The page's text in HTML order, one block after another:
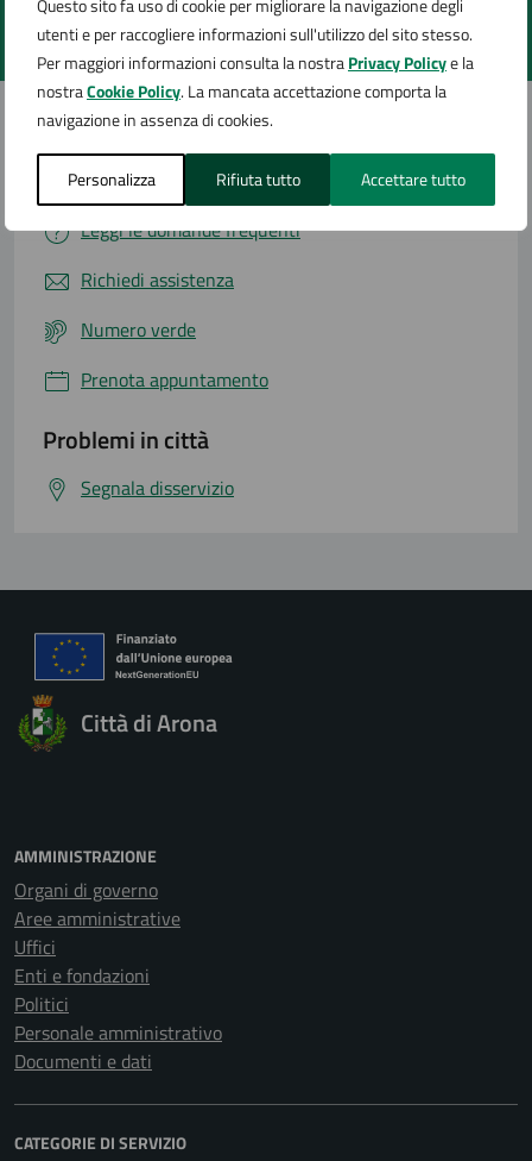
Questo sito fa uso di cookie per migliorare la navigazione degli
utenti e per raccogliere informazioni sull'utilizzo del sito stesso.
Per maggiori informazioni consulta la nostraPrivacy Policye la
nostraCookie Policy. La mancata accettazione comporta la
navigazione in assenza di cookies.
Personalizza Rifiuta tutto Accettare tutto
Valuta 5 stelle su 5
Valuta 4 stelle su 5
Valuta 3 stelle su 5
Valuta 2 stelle su 5
Valuta 1 stelle su 5
Contatta il comune
Leggi le domande frequenti
Richiedi assistenza
Numero verde
Prenota appuntamento
Problemi in città
Segnala disservizio
Città di Arona
AMMINISTRAZIONE
Organi di governo
Aree amministrative
Uffici
Enti e fondazioni
Politici
Personale amministrativo
Documenti e dati
CATEGORIE DI SERVIZIO